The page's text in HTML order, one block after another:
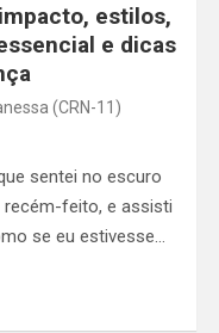
estilos,
e dicas
(CRN-11)
sentei no escuro
recém-feito, e assisti
se eu estivesse…